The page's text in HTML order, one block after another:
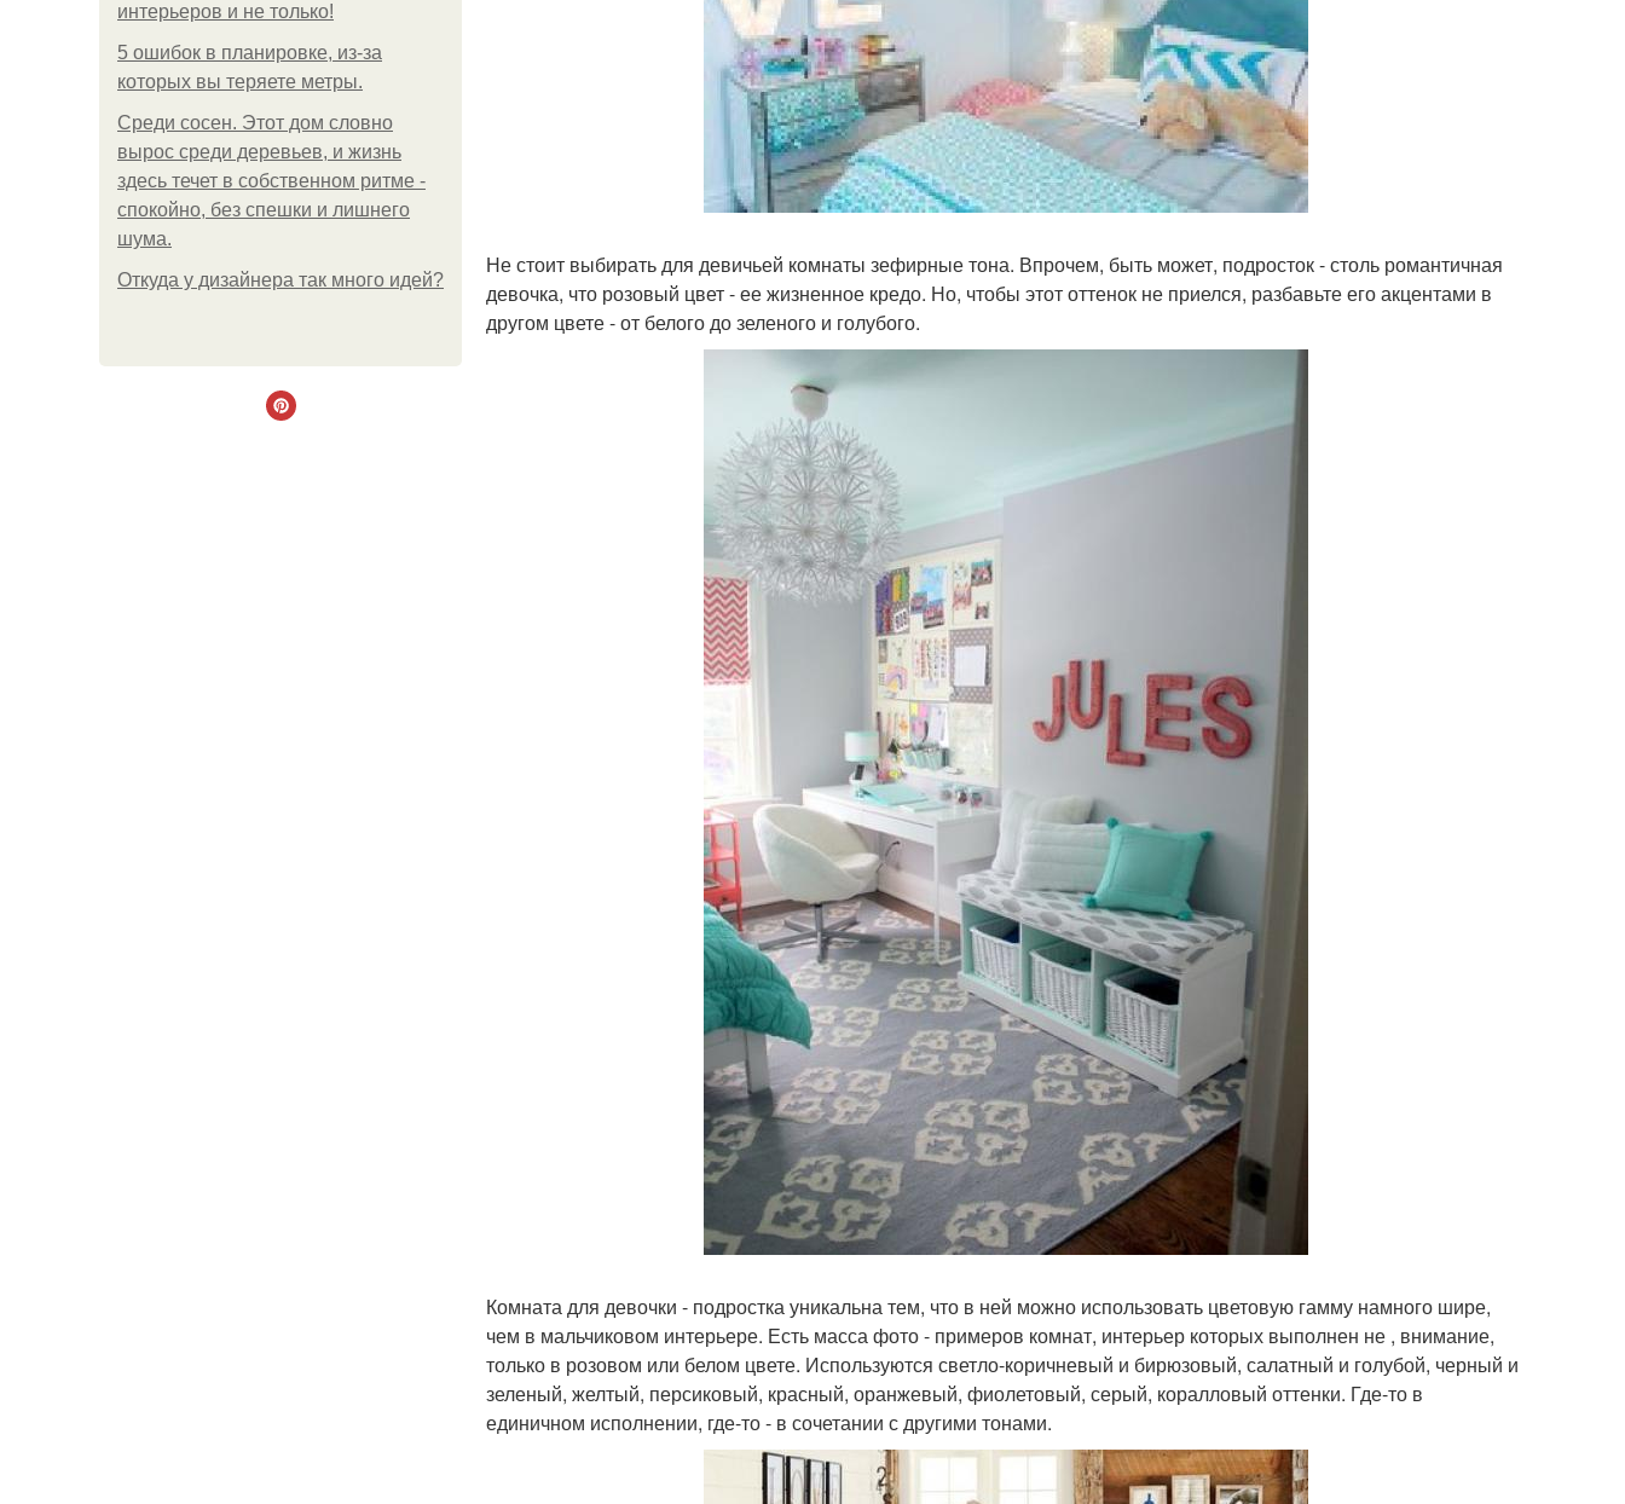
интерьеров и не только!
5 ошибок в планировке, из-за
которых вы теряете метры.
Среди сосен. Этот дом словно
вырос среди деревьев, и жизнь
здесь течет в собственном ритме -
спокойно, без спешки и лишнего
шума.
Откуда у дизайнера так много идей?
Не стоит выбирать для девичьей комнаты зефирные тона. Впрочем, быть может, подросток - столь романтичная
девочка, что розовый цвет - ее жизненное кредо. Но, чтобы этот оттенок не приелся, разбавьте его акцентами в
другом цвете - от белого до зеленого и голубого.
Комната для девочки - подростка уникальна тем, что в ней можно использовать цветовую гамму намного шире,
чем в мальчиковом интерьере. Есть масса фото - примеров комнат, интерьер которых выполнен не , внимание,
только в розовом или белом цвете. Используются светло-коричневый и бирюзовый, салатный и голубой, черный и
зеленый, желтый, персиковый, красный, оранжевый, фиолетовый, серый, коралловый оттенки. Где-то в
единичном исполнении, где-то - в сочетании с другими тонами.